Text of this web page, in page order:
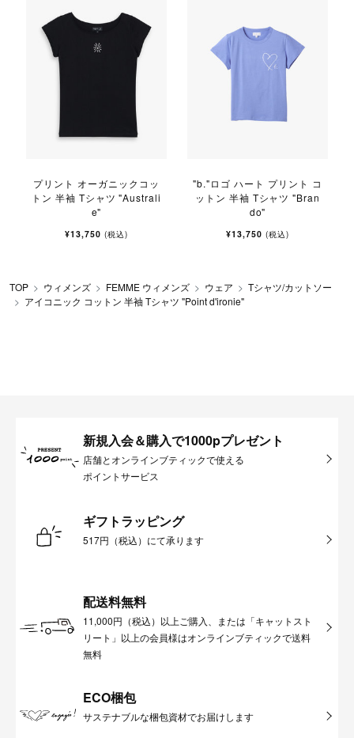
プリント オーガニックコッ
トン 半袖 Tシャツ "Australi
e"
¥13,750 (税込)
"b."ロゴ ハート プリント コ
ットン 半袖 Tシャツ "Bran
do"
¥13,750 (税込)
TOP ウィメンズ FEMME ウィメンズ ウェア
Tシャツ/カットソー
アイコニック コットン 半袖 Tシャツ "Point d'ironie"
新規入会＆購入で1000pプレゼント
店舗とオンラインブティックで使える
ポイントサービス
ギフトラッピング
517円（税込）にて承ります
配送料無料
11,000円（税込）以上ご購入、または「キャットスト
リート」以上の会員様はオンラインブティックで送料
無料
ECO梱包
サステナブルな梱包資材でお届けします